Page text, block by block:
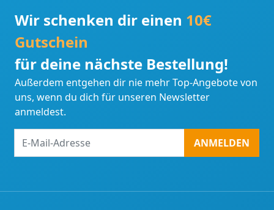
Wir schenken dir einen 10€
Gutschein
für deine nächste Bestellung!
Außerdem entgehen dir nie mehr Top-Angebote von
uns, wenn du dich für unseren Newsletter
anmeldest.
Mail-
ANMELDEN